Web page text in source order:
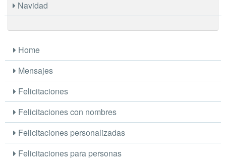
Navidad
Home
Mensajes
Felicitaciones
Felicitaciones con nombres
Felicitaciones personalizadas
Felicitaciones para personas